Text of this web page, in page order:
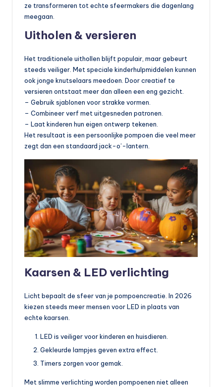
ze transformeren tot echte sfeermakers die dagenlang
meegaan.
Uitholen & versieren
Het traditionele uithollen blijft populair, maar gebeurt
steeds veiliger. Met speciale kinderhulpmiddelen kunnen
ook jonge knutselaars meedoen. Door creatief te
versieren ontstaat meer dan alleen een eng gezicht.
– Gebruik sjablonen voor strakke vormen.
– Combineer verf met uitgesneden patronen.
– Laat kinderen hun eigen ontwerp tekenen.
Het resultaat is een persoonlijke pompoen die veel meer
zegt dan een standaard jack-o’-lantern.
Kaarsen & LED verlichting
Licht bepaalt de sfeer van je pompoencreatie. In 2026
kiezen steeds meer mensen voor LED in plaats van
echte kaarsen.
LED is veiliger voor kinderen en huisdieren.
Gekleurde lampjes geven extra effect.
Timers zorgen voor gemak.
Met slimme verlichting worden pompoenen niet alleen